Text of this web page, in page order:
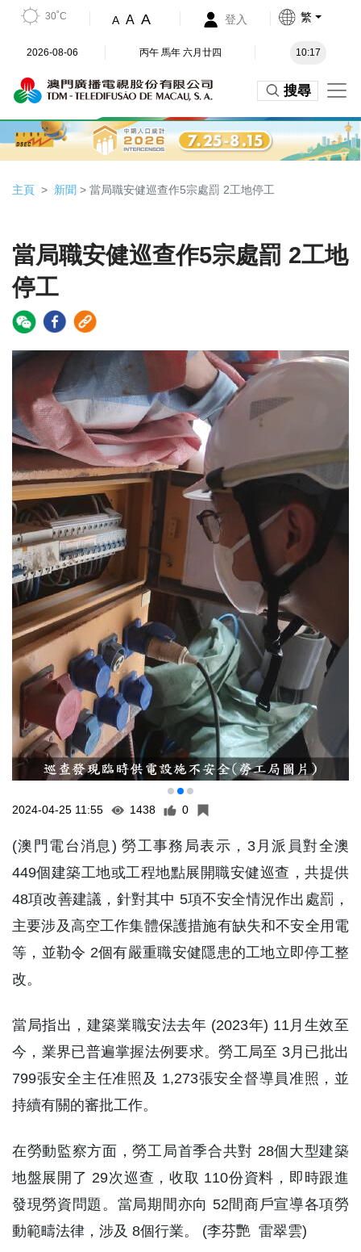
30˚C A A A 登入 繁
2026-08-06 丙午 馬年 六月廿四 10:17
搜尋
主頁 新聞 > 當局職安健巡查作5宗處罰 2工地停工
當局職安健巡查作5宗處罰 2工地
停工
2024-04-25 11:55 1438 0
(澳門電台消息) 勞工事務局表示，3月派員對全澳
449個建築工地或工程地點展開職安健巡查，共提供
48項改善建議，針對其中 5項不安全情況作出處罰，
主要涉及高空工作集體保護措施有缺失和不安全用電
等，並勒令 2個有嚴重職安健隱患的工地立即停工整
改。
當局指出，建築業職安法去年 (2023年) 11月生效至
今，業界已普遍掌握法例要求。勞工局至 3月已批出
799張安全主任准照及 1,273張安全督導員准照，並
持續有關的審批工作。
在勞動監察方面，勞工局首季合共對 28個大型建築
地盤展開了 29次巡查，收取 110份資料，即時跟進
發現勞資問題。當局期間亦向 52間商戶宣導各項勞
動範疇法律，涉及 8個行業。 (李芬艷 雷翠雲)